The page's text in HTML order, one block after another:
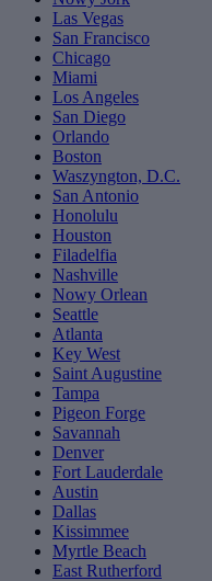
Las Vegas
San Francisco
Chicago
Miami
Los Angeles
San Diego
Orlando
Boston
Waszyngton, D.C.
San Antonio
Honolulu
Houston
Filadelfia
Nashville
Nowy Orlean
Seattle
Atlanta
Key West
Saint Augustine
Tampa
Pigeon Forge
Savannah
Denver
Fort Lauderdale
Austin
Dallas
Kissimmee
Myrtle Beach
East Rutherford